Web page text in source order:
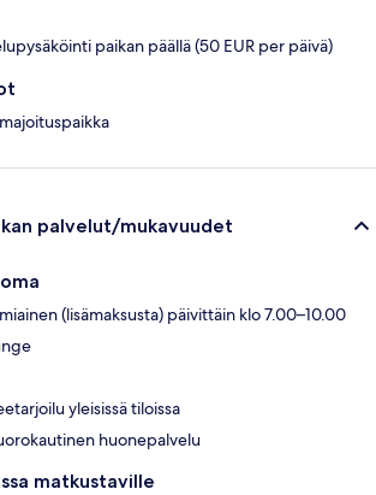
paikan päällä (50 EUR per päivä)
palvelut/mukavuudet
(lisämaksusta) päivittäin klo 7.00–10.00
yleisissä tiloissa
huonepalvelu
matkustaville